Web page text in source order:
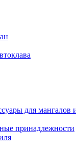
для мангалов
принадлежности